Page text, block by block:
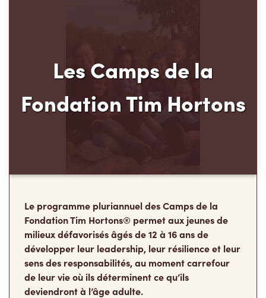
Les Camps de la
Fondation Tim Hortons
Le programme pluriannuel des Camps de la
Fondation Tim Hortons® permet aux jeunes de
milieux défavorisés âgés de 12 à 16 ans de
développer leur leadership, leur résilience et leur
sens des responsabilités, au moment carrefour
de leur vie où ils déterminent ce qu’ils
deviendront à l’âge adulte.